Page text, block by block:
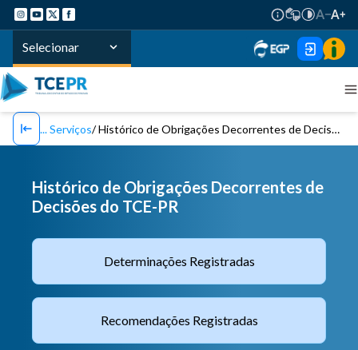
Selecionar
Serviços Histórico de Obrigações Decorrentes de Decisões do TCE-PR
Histórico de Obrigações Decorrentes de
Decisões do TCE-PR
Determinações Registradas
Recomendações Registradas